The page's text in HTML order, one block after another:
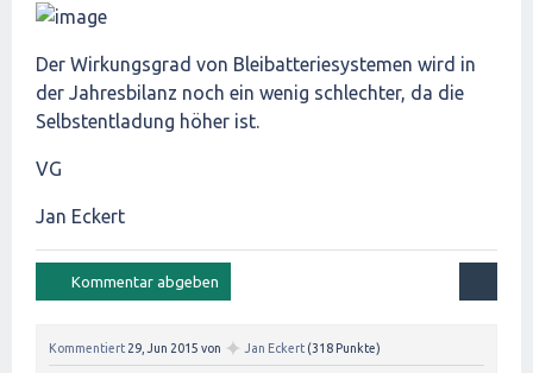
Der Wirkungsgrad von Bleibatteriesystemen wird in
der Jahresbilanz noch ein wenig schlechter, da die
Selbstentladung höher ist.
VG
Jan Eckert
Kommentiert 29, Jun 2015 von ✦ Jan Eckert (318 Punkte)